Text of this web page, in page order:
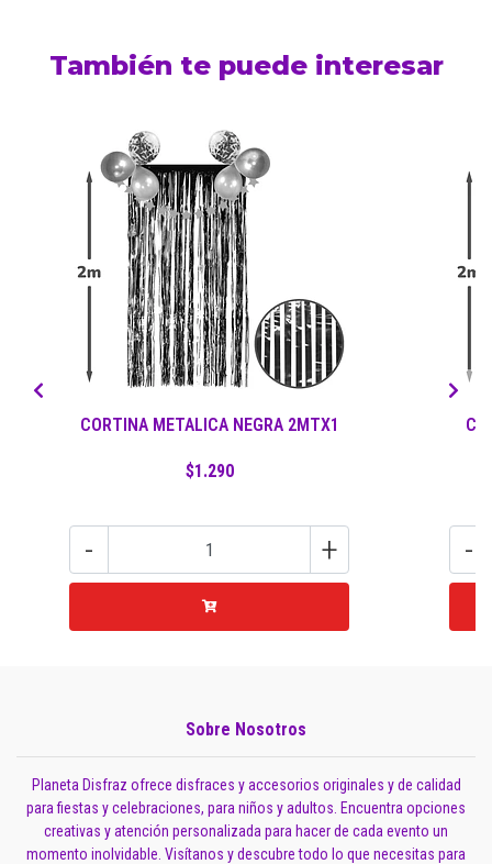
También te puede interesar
CORTINA METALICA NEGRA 2MTX1
$1.290
- + -
Sobre Nosotros
Planeta Disfraz ofrece disfraces y accesorios originales y de calidad
para fiestas y celebraciones, para niños y adultos. Encuentra opciones
creativas y atención personalizada para hacer de cada evento un
momento inolvidable. Visítanos y descubre todo lo que necesitas para